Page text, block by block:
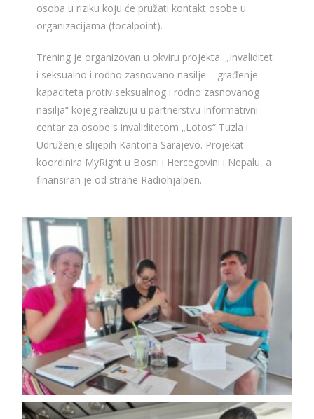
osoba u riziku koju će pružati kontakt osobe u
organizacijama (focalpoint).
Trening je organizovan u okviru projekta: „Invaliditet
i seksualno i rodno zasnovano nasilje – građenje
kapaciteta protiv seksualnog i rodno zasnovanog
nasilja“ kojeg realizuju u partnerstvu Informativni
centar za osobe s invaliditetom „Lotos“ Tuzla i
Udruženje slijepih Kantona Sarajevo. Projekat
koordinira MyRight u Bosni i Hercegovini i Nepalu, a
finansiran je od strane Radiohjälpen.